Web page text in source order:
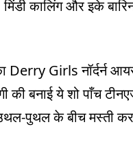
कालिंग और इके
Derry Girls नॉर्दर्न
बनाई ये शो पाँच
पुथल के बीच मस्ती